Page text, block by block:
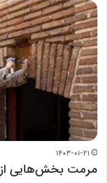
۱۴۰۳-۰۱-۲۱
مرمت بخش‌هایی از ۶۰ بنای تاریخی استان همدان